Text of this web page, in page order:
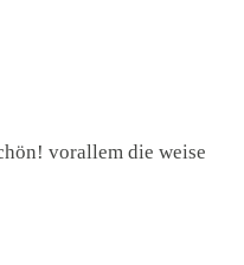
vorallem die weise